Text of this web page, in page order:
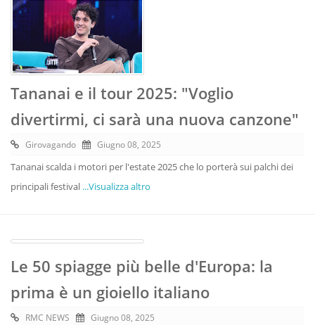
Tananai e il tour 2025: "Voglio
divertirmi, ci sarà una nuova canzone"
Girovagando Giugno 08, 2025
Tananai scalda i motori per l'estate 2025 che lo porterà sui palchi dei
principali festival ...Visualizza altro
Le 50 spiagge più belle d'Europa: la
prima è un gioiello italiano
RMC NEWS Giugno 08, 2025